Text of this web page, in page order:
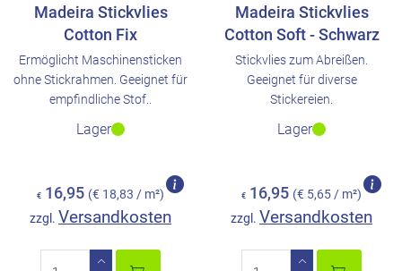
Madeira Stickvlies
Cotton Fix
Ermöglicht Maschinensticken
ohne Stickrahmen. Geeignet für
empfindliche Stof..
Lager
€ 16,95 (€ 18,83 / m²)
zzgl. Versandkosten
Madeira Stickvlies
Cotton Soft - Schwarz
Stickvlies zum Abreißen.
Geeignet für diverse
Stickereien.
Lager
€ 16,95 (€ 5,65 / m²)
zzgl. Versandkosten